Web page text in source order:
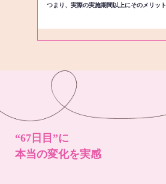
つまり、実際の実施期間以上にそのメリッ
“67日目”に
本当の変化を実感